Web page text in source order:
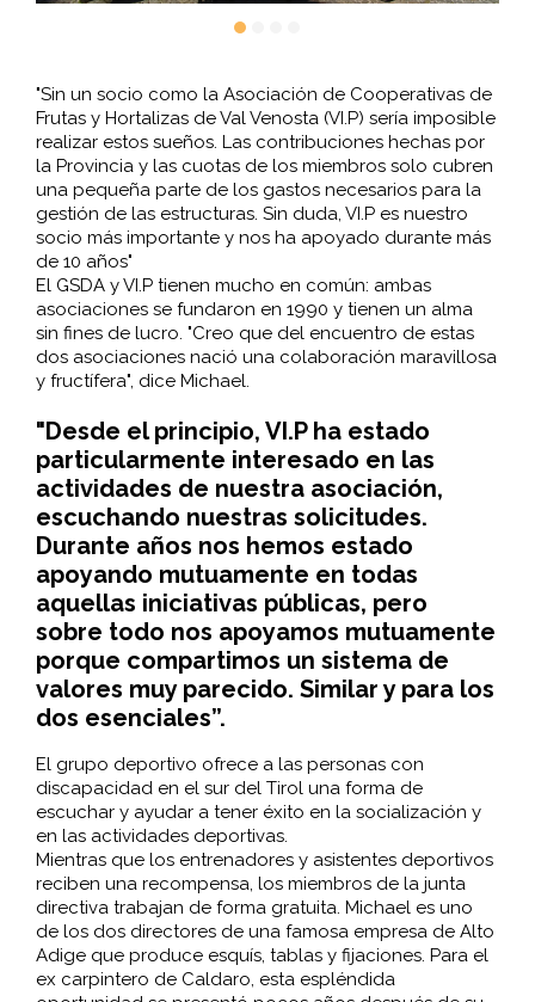
"Sin un socio como la Asociación de Cooperativas de
Frutas y Hortalizas de Val Venosta (VI.P) sería imposible
realizar estos sueños. Las contribuciones hechas por
la Provincia y las cuotas de los miembros solo cubren
una pequeña parte de los gastos necesarios para la
gestión de las estructuras. Sin duda, VI.P es nuestro
socio más importante y nos ha apoyado durante más
de 10 años"
El GSDA y VI.P tienen mucho en común: ambas
asociaciones se fundaron en 1990 y tienen un alma
sin fines de lucro. "Creo que del encuentro de estas
dos asociaciones nació una colaboración maravillosa
y fructífera", dice Michael.
"Desde el principio, VI.P ha estado
particularmente interesado en las
actividades de nuestra asociación,
escuchando nuestras solicitudes.
Durante años nos hemos estado
apoyando mutuamente en todas
aquellas iniciativas públicas, pero
sobre todo nos apoyamos mutuamente
porque compartimos un sistema de
valores muy parecido. Similar y para los
dos esenciales”.
El grupo deportivo ofrece a las personas con
discapacidad en el sur del Tirol una forma de
escuchar y ayudar a tener éxito en la socialización y
en las actividades deportivas.
Mientras que los entrenadores y asistentes deportivos
reciben una recompensa, los miembros de la junta
directiva trabajan de forma gratuita. Michael es uno
de los dos directores de una famosa empresa de Alto
Adige que produce esquís, tablas y fijaciones. Para el
ex carpintero de Caldaro, esta espléndida